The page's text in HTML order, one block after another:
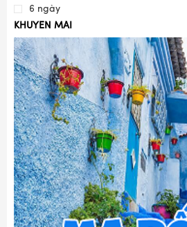
6 ngày
KHUYẾN MÃI